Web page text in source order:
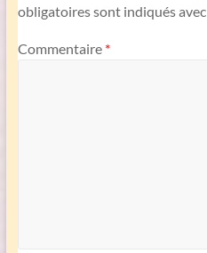
obligatoires sont indiqués avec
Commentaire *